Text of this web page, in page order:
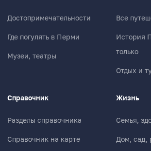
Достопримечательности
Где погулять в Перми
Музеи, театры
Все
История
только
Отдых и
Справочник
Разделы справочника
Справочник на карте
Жизнь
Семья,
Дом, сад,